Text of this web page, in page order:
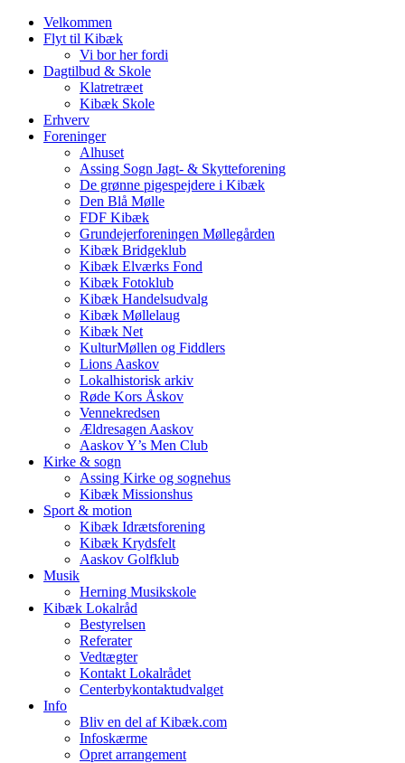
Velkommen
Flyt til Kibæk
Vi bor her fordi
Dagtilbud & Skole
Klatretræet
Kibæk Skole
Erhverv
Foreninger
Alhuset
Assing Sogn Jagt- & Skytteforening
De grønne pigespejdere i Kibæk
Den Blå Mølle
FDF Kibæk
Grundejerforeningen Møllegården
Kibæk Bridgeklub
Kibæk Elværks Fond
Kibæk Fotoklub
Kibæk Handelsudvalg
Kibæk Møllelaug
Kibæk Net
KulturMøllen og Fiddlers
Lions Aaskov
Lokalhistorisk arkiv
Røde Kors Åskov
Vennekredsen
Ældresagen Aaskov
Aaskov Y’s Men Club
Kirke & sogn
Assing Kirke og sognehus
Kibæk Missionshus
Sport & motion
Kibæk Idrætsforening
Kibæk Krydsfelt
Aaskov Golfklub
Musik
Herning Musikskole
Kibæk Lokalråd
Bestyrelsen
Referater
Vedtægter
Kontakt Lokalrådet
Centerbykontaktudvalget
Info
Bliv en del af Kibæk.com
Infoskærme
Opret arrangement